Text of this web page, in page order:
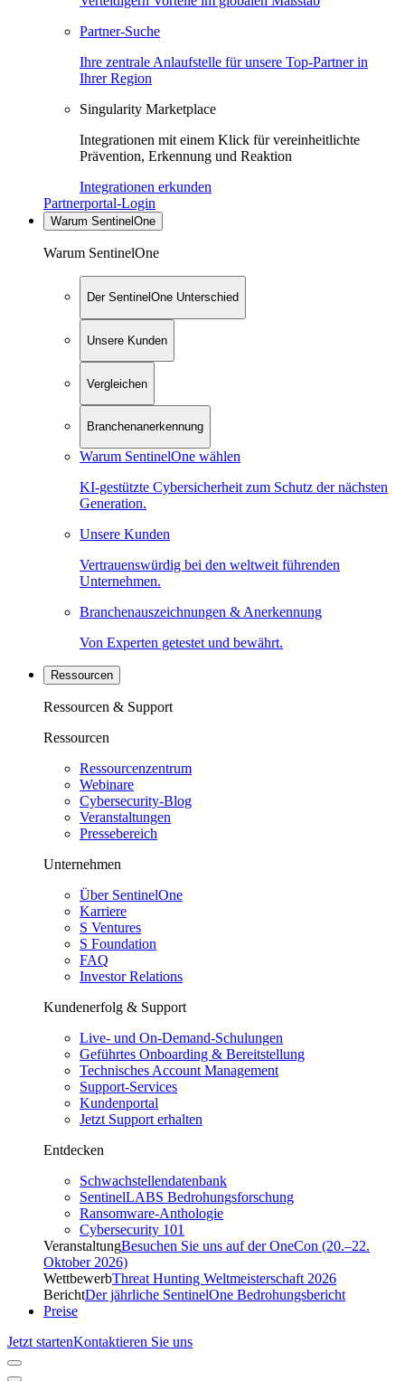
Partner-Suche
Ihre zentrale Anlaufstelle für unsere Top-Partner in
Ihrer Region
Singularity Marketplace
Integrationen mit einem Klick für vereinheitlichte
Prävention, Erkennung und Reaktion
Integrationen erkunden
Partnerportal-Login
Warum SentinelOne
Warum SentinelOne
Der SentinelOne Unterschied
Unsere Kunden
Vergleichen
Branchenanerkennung
Warum SentinelOne wählen
KI-gestützte Cybersicherheit zum Schutz der nächsten
Generation.
Unsere Kunden
Vertrauenswürdig bei den weltweit führenden
Unternehmen.
Branchenauszeichnungen & Anerkennung
Von Experten getestet und bewährt.
Ressourcen
Ressourcen & Support
Ressourcen
Ressourcenzentrum
Webinare
Cybersecurity-Blog
Veranstaltungen
Pressebereich
Unternehmen
Über SentinelOne
Karriere
S Ventures
S Foundation
FAQ
Investor Relations
Kundenerfolg & Support
Live- und On-Demand-Schulungen
Geführtes Onboarding & Bereitstellung
Technisches Account Management
Support-Services
Kundenportal
Jetzt Support erhalten
Entdecken
Schwachstellendatenbank
SentinelLABS Bedrohungsforschung
Ransomware-Anthologie
Cybersecurity 101
VeranstaltungBesuchen Sie uns auf der OneCon (20.–22.
Oktober 2026)
WettbewerbThreat Hunting Weltmeisterschaft 2026
BerichtDer jährliche SentinelOne Bedrohungsbericht
Preise
Jetzt startenKontaktieren Sie uns